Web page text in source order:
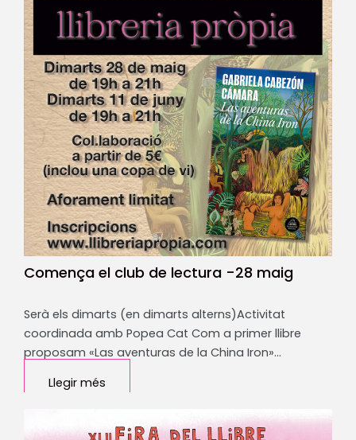
Comença el club de lectura -28 maig
Serà els dimarts (en dimarts alterns)Activitat
coordinada amb Popea Cat Com a primer llibre
proposam «Las aventuras de la China Iron»…
Llegir més